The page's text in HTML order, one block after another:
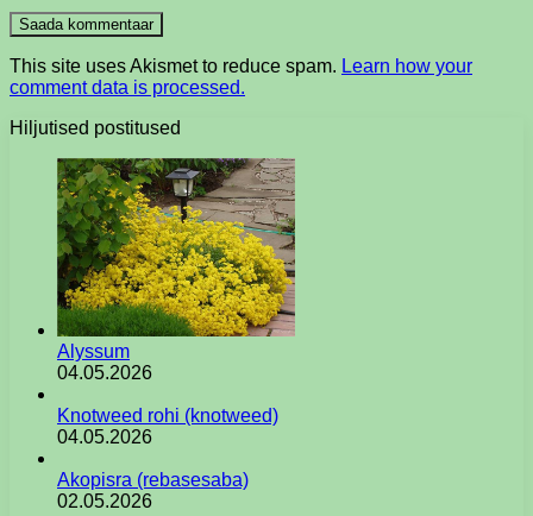
This site uses Akismet to reduce spam. Learn how your
comment data is processed.
Hiljutised postitused
Alyssum
04.05.2026
Knotweed rohi (knotweed)
04.05.2026
Akopisra (rebasesaba)
02.05.2026